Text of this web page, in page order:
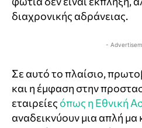
διαχρονικής αδράνειας.
-
Σε αυτό το πλαίσιο,
και η έμφαση στην
εταιρείες όπως η Εθνική
αναδεικνύουν μια απλή μα